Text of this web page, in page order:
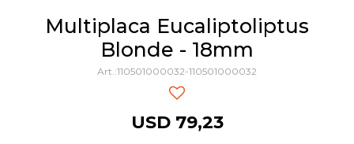
Multiplaca Eucaliptoliptus
Blonde - 18mm
110501000032-110501000032
USD 79,23